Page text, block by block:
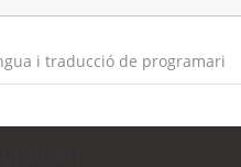
i traducció de programari